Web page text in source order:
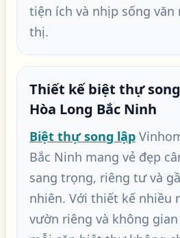
tiện ích và nhịp sống văn
thị.
Thiết kế biệt thự
Hòa Long Bắc Ninh
Biệt thự song lập
Bắc Ninh mang vẻ đẹp
sang trọng, riêng tư và
nhiên. Với thiết kế nhiều
vườn riêng và không